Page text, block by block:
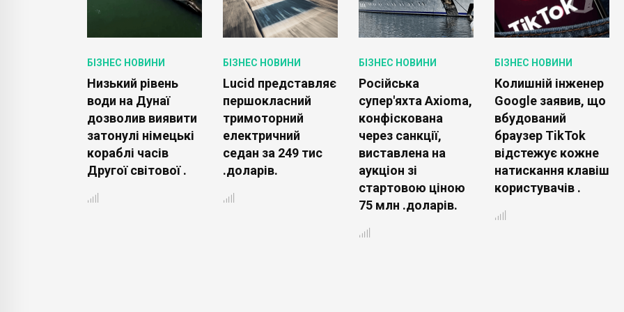
БІЗНЕС НОВИНИ
Низький рівень
води на Дунаї
дозволив виявити
затонулі німецькі
кораблі часів
Другої світової .
БІЗНЕС НОВИНИ
Lucid представляє
першокласний
тримоторний
електричний
седан за 249 тис
.доларів.
БІЗНЕС НОВИНИ
Російська
супер'яхта Axioma,
конфіскована
через санкції,
виставлена на
аукціон зі
стартовою ціною
75 млн .доларів.
БІЗНЕС НОВИНИ
Колишній інженер
Google заявив, що
вбудований
браузер TikTok
відстежує кожне
натискання клавіш
користувачів .